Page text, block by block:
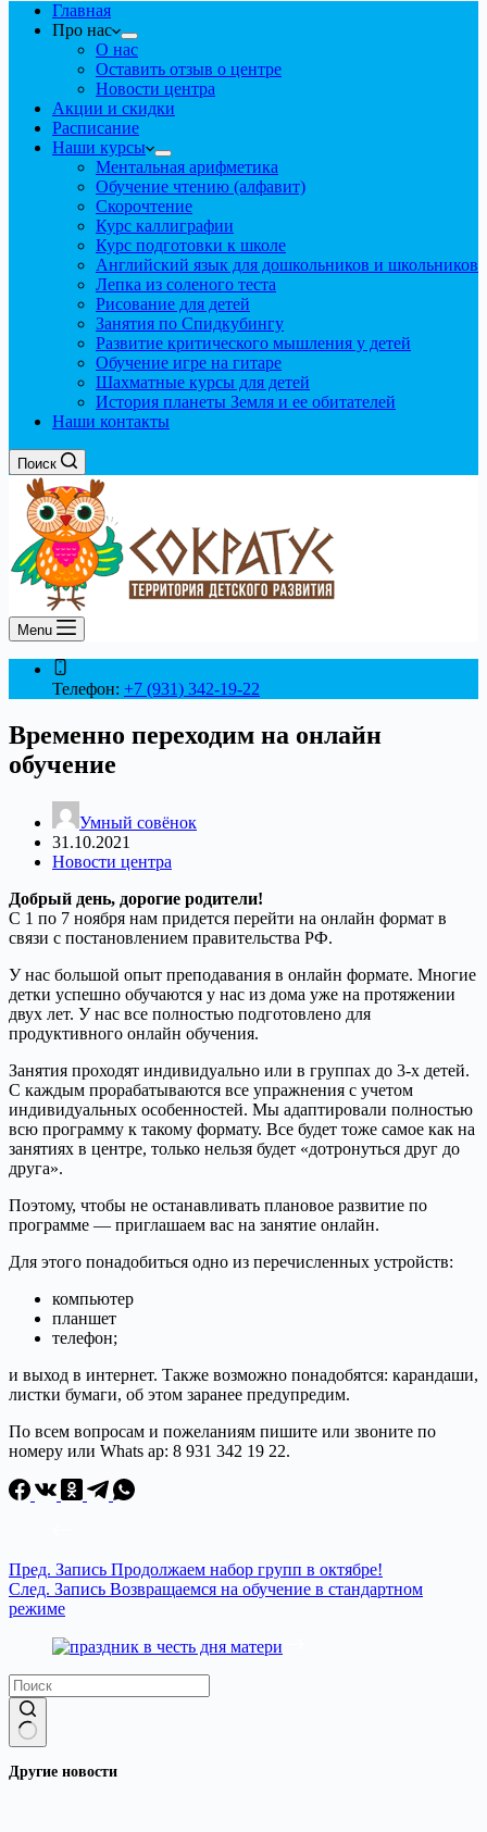
Главная
Про нас
О нас
Оставить отзыв о центре
Новости центра
Акции и скидки
Расписание
Наши курсы
Ментальная арифметика
Обучение чтению (алфавит)
Скорочтение
Курс каллиграфии
Курс подготовки к школе
Английский язык для дошкольников и школьников
Лепка из соленого теста
Рисование для детей
Занятия по Спидкубингу
Развитие критического мышления у детей
Обучение игре на гитаре
Шахматные курсы для детей
История планеты Земля и ее обитателей
Наши контакты
Поиск
Menu
Телефон: +7 (931) 342-19-22
Временно переходим на онлайн
обучение
Умный совёнок
31.10.2021
Новости центра
Добрый день, дорогие родители!
С 1 по 7 ноября нам придется перейти на онлайн формат в
связи с постановлением правительства РФ.
У нас большой опыт преподавания в онлайн формате. Многие
детки успешно обучаются у нас из дома уже на протяжении
двух лет. У нас все полностью подготовлено для
продуктивного онлайн обучения.
Занятия проходят индивидуально или в группах до 3-х детей.
С каждым прорабатываются все упражнения с учетом
индивидуальных особенностей. Мы адаптировали полностью
всю программу к такому формату. Все будет тоже самое как на
занятиях в центре, только нельзя будет «дотронуться друг до
друга».
Поэтому, чтобы не останавливать плановое развитие по
программе — приглашаем вас на занятие онлайн.
Для этого понадобиться одно из перечисленных устройств:
компьютер
планшет
телефон;
и выход в интернет. Также возможно понадобятся: карандаши,
листки бумаги, об этом заранее предупредим.
По всем вопросам и пожеланиям пишите или звоните по
номеру или Whats ap: 8 931 342 19 22.
Пред. Запись Продолжаем набор групп в октябре!
След. Запись Возвращаемся на обучение в стандартном
режиме
не
Другие новости